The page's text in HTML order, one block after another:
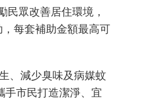
眾改善居住環境，
每套補助金額最高可
、減少臭味及病媒蚊
手市民打造潔淨、宜